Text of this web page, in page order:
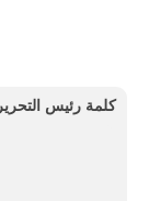
كلمة رئيس التحرير